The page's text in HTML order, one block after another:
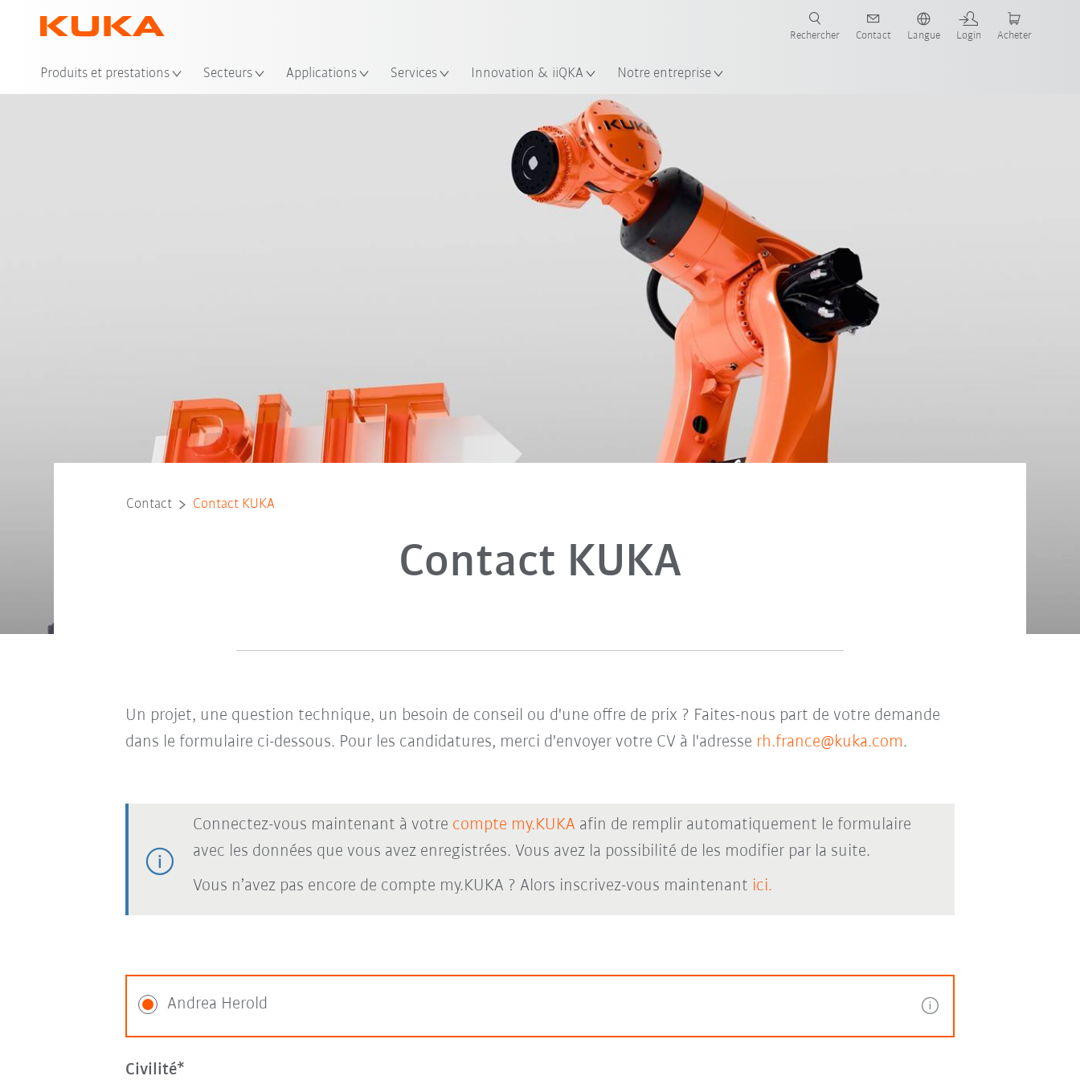
Produits et prestations Secteurs Applications Services Innovation & iiQKA Notre entreprise
Rechercher Contact Langue Login Acheter
Contact Contact KUKA
Contact KUKA
Un projet, une question technique, un besoin de conseil ou d'une offre de prix ? Faites-nous part de votre demande
dans le formulaire ci-dessous. Pour les candidatures, merci d'envoyer votre CV à l'adresse rh.france@kuka.com.
Connectez-vous maintenant à votre compte my.KUKA afin de remplir automatiquement le formulaire
avec les données que vous avez enregistrées. Vous avez la possibilité de les modifier par la suite.
Vous n’avez pas encore de compte my.KUKA ? Alors inscrivez-vous maintenant ici.
Andrea Herold
Civilité